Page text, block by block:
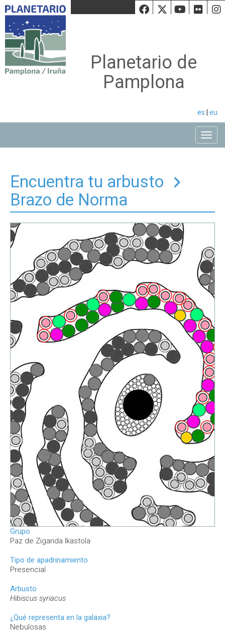
Facebook
Twiiter
Planetario de
Pamplona
es eu
Encuentra tu arbusto
Brazo de Norma
Grupo
Paz de Ziganda Ikastola
Tipo de apadrinamiento
Presencial
Arbusto
Hibiscus syriacus
¿Qué representa en la galaxia?
Nebulosas